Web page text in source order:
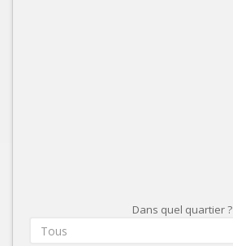
Dans quel quartier ?
Tous